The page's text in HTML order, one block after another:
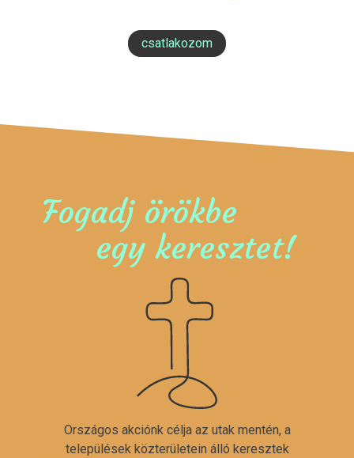
csatlakozom
Fogadj örökbe
egy keresztet!
Országos akciónk célja az utak mentén, a
települések közterületein álló keresztek